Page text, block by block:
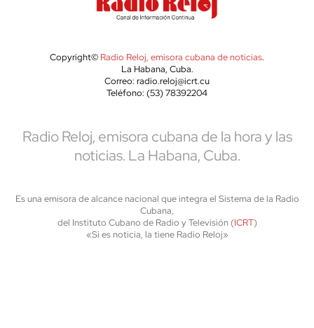
Copyright© Radio Reloj, emisora cubana de noticias.
La Habana, Cuba.
Correo: radio.reloj@icrt.cu
Teléfono: (53) 78392204
Radio Reloj, emisora cubana de la hora y las
noticias. La Habana, Cuba.
Es una emisora de alcance nacional que integra el Sistema de la Radio
Cubana,
del Instituto Cubano de Radio y Televisión (ICRT)
«Si es noticia, la tiene Radio Reloj»